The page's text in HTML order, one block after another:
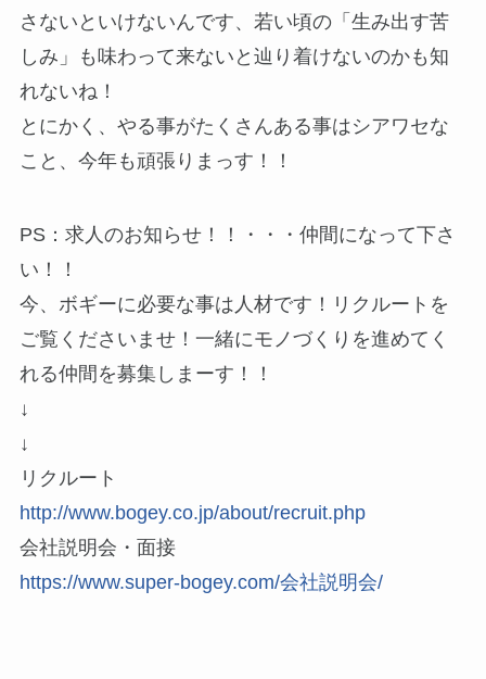
さないといけないんです、若い頃の「生み出す苦
しみ」も味わって来ないと辿り着けないのかも知
れないね！
とにかく、やる事がたくさんある事はシアワセな
こと、今年も頑張りまっす！！
PS：求人のお知らせ！！・・・仲間になって下さ
い！！
今、ボギーに必要な事は人材です！リクルートを
ご覧くださいませ！一緒にモノづくりを進めてく
れる仲間を募集しまーす！！
↓
↓
リクルート
http://www.bogey.co.jp/about/recruit.php
会社説明会・面接
https://www.super-bogey.com/会社説明会/